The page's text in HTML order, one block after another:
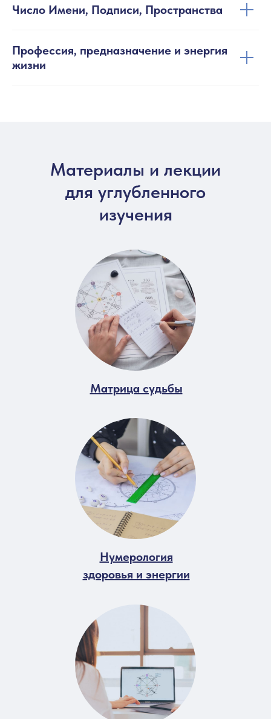
Число Имени, Подписи, Пространства
Профессия, предназначение и энергия
жизни
Материалы и лекции
для углубленного
изучения
Матрица судьбы
Нумерология
здоровья и энергии